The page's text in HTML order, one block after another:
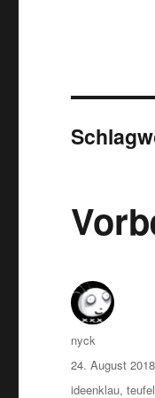
Autor
nyck
Veröffentlicht
am
24. August 2018
Kategorien
ideenklau,